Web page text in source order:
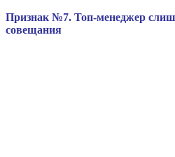
Признак №7. Топ-менеджер
совещания